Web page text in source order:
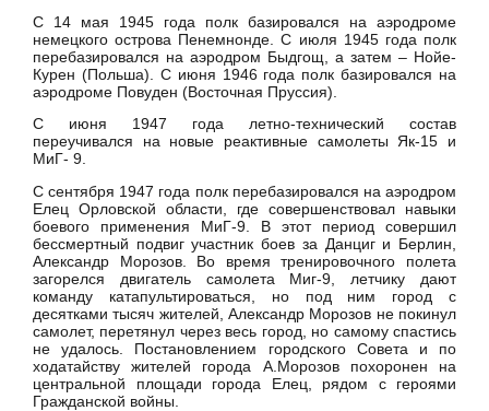
С 14 мая 1945 года полк базировался на аэродроме
немецкого острова Пенемнонде. С июля 1945 года полк
перебазировался на аэродром Быдгощ, а затем – Нойе-
Курен (Польша). С июня 1946 года полк базировался на
аэродроме Повуден (Восточная Пруссия).
С июня 1947 года летно-технический состав
переучивался на новые реактивные самолеты Як-15 и
МиГ- 9.
С сентября 1947 года полк перебазировался на аэродром
Елец Орловской области, где совершенствовал навыки
боевого применения МиГ-9. В этот период совершил
бессмертный подвиг участник боев за Данциг и Берлин,
Александр Морозов. Во время тренировочного полета
загорелся двигатель самолета Миг-9, летчику дают
команду катапультироваться, но под ним город с
десятками тысяч жителей, Александр Морозов не покинул
самолет, перетянул через весь город, но самому спастись
не удалось. Постановлением городского Совета и по
ходатайству жителей города А.Морозов похоронен на
центральной площади города Елец, рядом с героями
Гражданской войны.